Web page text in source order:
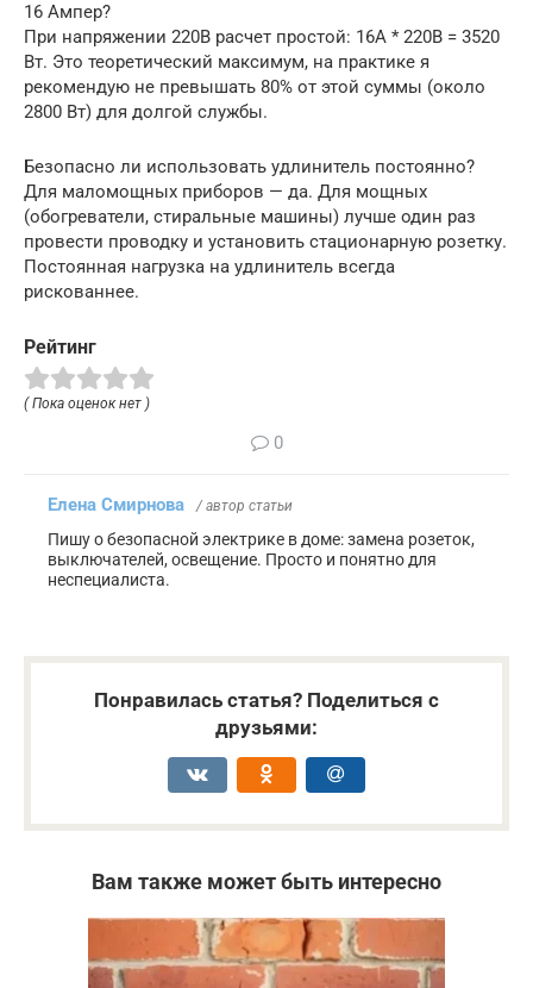
16 Ампер?
При напряжении 220В расчет простой: 16А * 220В = 3520
Вт. Это теоретический максимум, на практике я
рекомендую не превышать 80% от этой суммы (около
2800 Вт) для долгой службы.
Безопасно ли использовать удлинитель постоянно?
Для маломощных приборов — да. Для мощных
(обогреватели, стиральные машины) лучше один раз
провести проводку и установить стационарную розетку.
Постоянная нагрузка на удлинитель всегда
рискованнее.
Рейтинг
( Пока оценок нет )
0
Елена Смирнова / автор статьи
Пишу о безопасной электрике в доме: замена розеток,
выключателей, освещение. Просто и понятно для
неспециалиста.
Понравилась статья? Поделиться с
друзьями:
Вам также может быть интересно